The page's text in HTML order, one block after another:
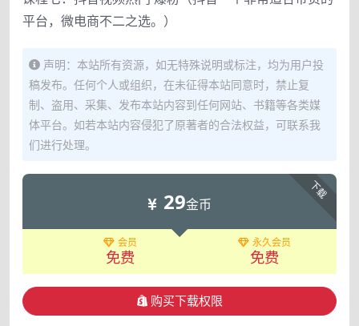
平台，微电商不二之选。）
声明：本站所有资源，如无特殊说明或标注，均为用户投
稿发布。任何个人或组织，在未征得本站同意时，禁止复
制、盗用、采集、发布本站内容到任何网站、书籍等各类媒
体平台。如若本站内容侵犯了原著者的合法权益，可联系我
们进行处理。
下载
29金币
会员
免费
永久会员
免费
购买下载权限